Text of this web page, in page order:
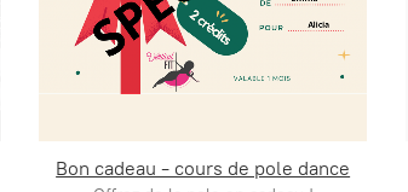
Bon cadeau - cours de pole dance